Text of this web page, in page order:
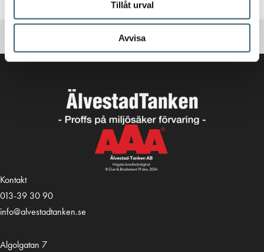
Tillåt urval
Avvisa
Kontakt
013-39 30 90
info@alvestadtanken.se
Algolgatan 7